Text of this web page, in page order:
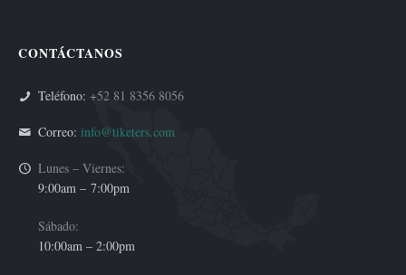
CONTÁCTANOS
Teléfono: +52 81 8356 8056
Correo: info@tiketers.com
Lunes – Viernes:
9:00am – 7:00pm
Sábado:
10:00am – 2:00pm